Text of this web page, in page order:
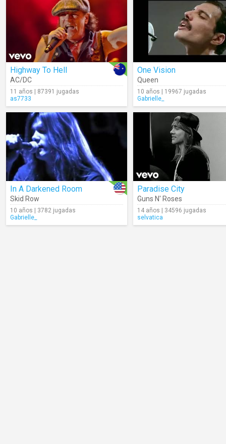
Highway To Hell
AC/DC
11 años | 87391 jugadas
as7733
One Vision
Queen
10 años | 19967 jugadas
Gabrielle_
In A Darkened Room
Skid Row
10 años | 3782 jugadas
Gabrielle_
Paradise City
Guns N' Roses
14 años | 34596 jugadas
selvatica